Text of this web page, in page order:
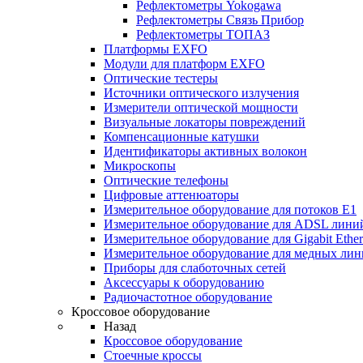
Рефлектометры Yokogawa
Рефлектометры Связь Прибор
Рефлектометры ТОПАЗ
Платформы EXFO
Модули для платформ EXFO
Оптические тестеры
Источники оптического излучения
Измерители оптической мощности
Визуальные локаторы повреждений
Компенсационные катушки
Идентификаторы активных волокон
Микроскопы
Оптические телефоны
Цифровые аттенюаторы
Измерительное оборудование для потоков Е1
Измерительное оборудование для ADSL
Измерительное оборудование для Gigabit
Измерительное оборудование для медных
Приборы для слаботочных сетей
Аксессуары к оборудованию
Радиочастотное оборудование
Кроссовое оборудование
Назад
Кроссовое оборудование
Стоечные кроссы